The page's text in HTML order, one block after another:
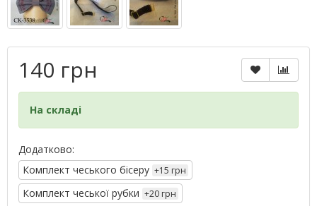
140 грн
На складі
Додатково:
Комплект чеського бісеру +15 грн
Комплект чеської рубки +20 грн